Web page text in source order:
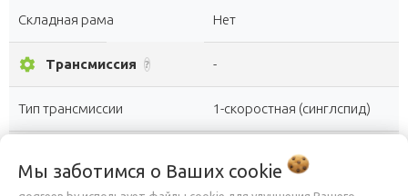
Складная рама Нет
settings Трансмиссия ? -
Тип трансмиссии 1-скоростная (синглспид)
Мы заботимся о Ваших cookie